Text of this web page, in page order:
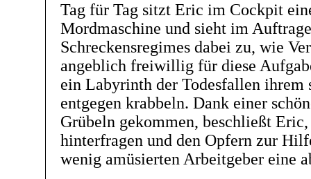
Tag für Tag sitzt Eric im Cockpit
Mordmaschine und sieht im
Schreckensregimes dabei zu, wie
angeblich freiwillig für diese
ein Labyrinth der Todesfallen ihrem
entgegen krabbeln. Dank einer
Grübeln gekommen, beschließt Eric,
hinterfragen und den Opfern zur
wenig amüsierten Arbeitgeber eine